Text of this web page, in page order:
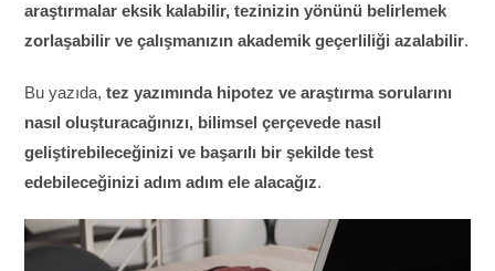
araştırmalar eksik kalabilir, tezinizin yönünü belirlemek
zorlaşabilir ve çalışmanızın akademik geçerliliği azalabilir.
Bu yazıda,tez yazımında hipotez ve araştırma sorularını
nasıl oluşturacağınızı, bilimsel çerçevede nasıl
geliştirebileceğinizi ve başarılı bir şekilde test
edebileceğinizi adım adım ele alacağız.